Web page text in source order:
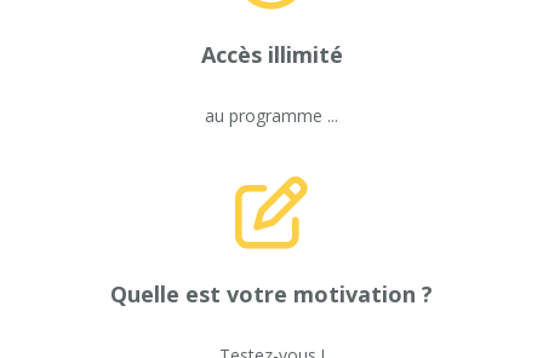
Accès illimité
au programme ...
Quelle est votre motivation ?